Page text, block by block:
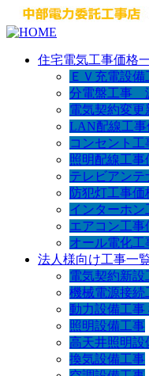
住宅電気工事価格
ＥＶ充電設備
分電盤工事
電気契約変更
LAN配線工事
コンセント工
照明配線工事
テレビアンテ
防犯灯工事価
インターホン
エアコン工事
オール電化工
法人様向け工事一
電気契約新
機械電源接続
動力設備工事
照明設備工事
高天井照明設
換気設備工事